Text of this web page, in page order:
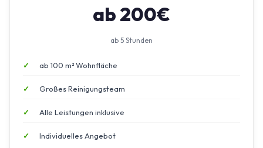
ab 200€
ab 5 Stunden
ab 100 m² Wohnfläche
Großes Reinigungsteam
Alle Leistungen inklusive
Individuelles Angebot